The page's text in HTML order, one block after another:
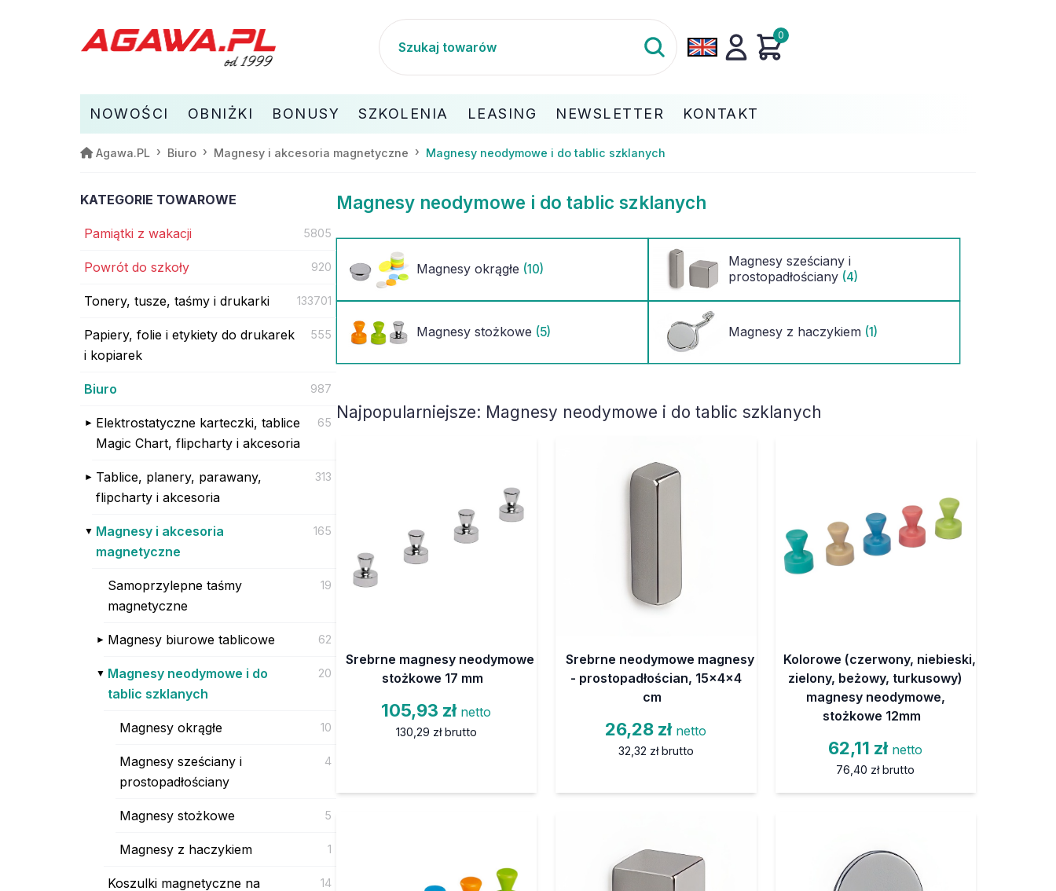
0
NOWOŚCI OBNIŻKI BONUSY SZKOLENIA LEASING NEWSLETTER KONTAKT
Agawa.PL Biuro Magnesy i akcesoria magnetyczne Magnesy neodymowe i do tablic szklanych
KATEGORIE TOWAROWE
Pamiątki z wakacji 5805
Powrót do szkoły 920
Tonery, tusze, taśmy i drukarki 133701
Papiery, folie i etykiety do drukarek
i kopiarek
555
Biuro 987
Elektrostatyczne karteczki, tablice
Magic Chart, flipcharty i akcesoria
65
Tablice, planery, parawany,
flipcharty i akcesoria
313
Magnesy i akcesoria
magnetyczne
165
Samoprzylepne taśmy
magnetyczne
19
Magnesy biurowe tablicowe 62
Magnesy neodymowe i do
tablic szklanych
20
Magnesy okrągłe 10
Magnesy sześciany i
prostopadłościany
4
Magnesy stożkowe 5
Magnesy z haczykiem 1
Koszulki magnetyczne na
14
Magnesy neodymowe i do tablic szklanych
Magnesy okrągłe (10)
Magnesy sześciany i
prostopadłościany (4)
Magnesy stożkowe (5) Magnesy z haczykiem (1)
Najpopularniejsze: Magnesy neodymowe i do tablic szklanych
Srebrne magnesy neodymowe
stożkowe 17 mm
105,93 zł netto
130,29 zł brutto
Srebrne neodymowe magnesy
- prostopadłościan, 15x4x4
cm
26,28 zł netto
32,32 zł brutto
Kolorowe (czerwony, niebieski,
zielony, beżowy, turkusowy)
magnesy neodymowe,
stożkowe 12mm
62,11 zł netto
76,40 zł brutto